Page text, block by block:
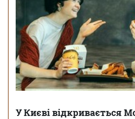
У Києві відкривається